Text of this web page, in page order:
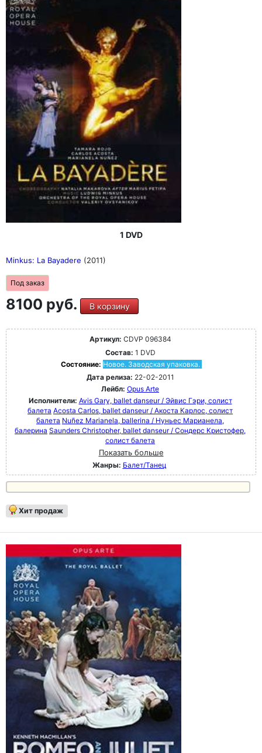
1 DVD
Minkus: La Bayadere (2011)
Под заказ
8100 руб. В корзину
Артикул: CDVP 096384
Состав: 1 DVD
Состояние: Новое. Заводская упаковка.
Дата релиза: 22-02-2011
Лейбл: Opus Arte
Исполнители: Avis Gary, ballet danseur / Эйвис Гэри, солист
балета Acosta Carlos, ballet danseur / Акоста Карлос, солист
балета Nuñez Marianela, ballerina / Нуньес Марианела,
балерина Saunders Christopher, ballet danseur / Сондерс Кристофер,
солист балета
Показать больше
Жанры: Балет/Танец
Хит продаж